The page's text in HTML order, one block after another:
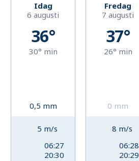
Idag
6 augusti
36°
30° min
0,5 mm
5 m/s
06:27
20:30
Fredag
7 augusti
37°
26° min
0 mm
8 m/s
06:28
20:29